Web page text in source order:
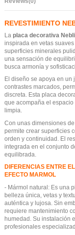
REVESTIMIENTO
La placa decorativa
inspirada en vetas
superficies minerales
una sensación de
busca armonía y
El diseño se apoya en
contrastes marcados,
discreta. Esta placa
que acompaña el
limpia.
Con unas dimensiones
permite crear superficies
orden y continuidad. El
integrada en el conjunto
equilibrada.
DIFERENCIAS ENTRE
EFECTO MARMOL
- Mármol natural: Es una
belleza única, vetas y
auténtica y lujosa. Sin
requiere mantenimiento
humedad. Su instalación
profesionales